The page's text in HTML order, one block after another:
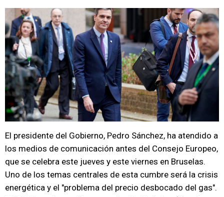
El presidente del Gobierno, Pedro Sánchez, ha atendido a
los medios de comunicación antes del Consejo Europeo,
que se celebra este jueves y este viernes en Bruselas.
Uno de los temas centrales de esta cumbre será la crisis
energética y el "problema del precio desbocado del gas".